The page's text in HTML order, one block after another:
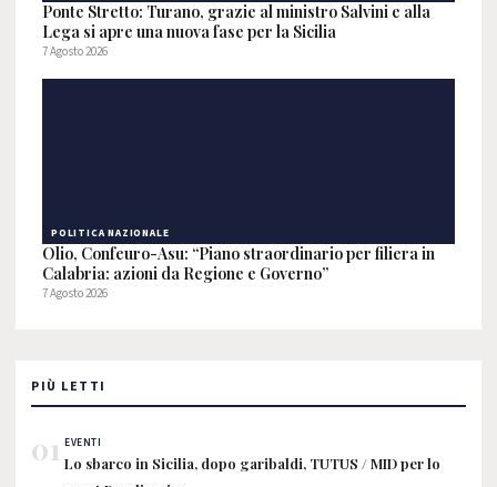
Ponte Stretto: Turano, grazie al ministro Salvini e alla
Lega si apre una nuova fase per la Sicilia
7 Agosto 2026
POLITICA NAZIONALE
Olio, Confeuro-Asu: “Piano straordinario per filiera in
Calabria: azioni da Regione e Governo”
7 Agosto 2026
PIÙ LETTI
01 EVENTI
Lo sbarco in Sicilia, dopo garibaldi, TUTUS / MID per lo